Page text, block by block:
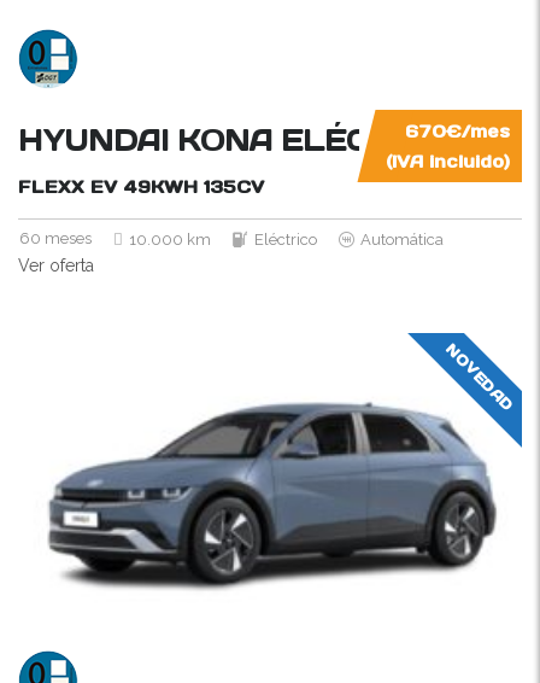
670€/mes
(IVA incluido)
HYUNDAI KONA ELÉCTRICO
FLEXX EV 49KWH 135CV
60 meses 10.000 km Eléctrico Automática
Ver oferta
NOVEDAD